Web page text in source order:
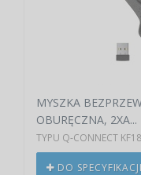
MYSZKA
OBURĘCZNA, 2XA...
TYPU Q-CONNECT
DO SPECYFIKACJI